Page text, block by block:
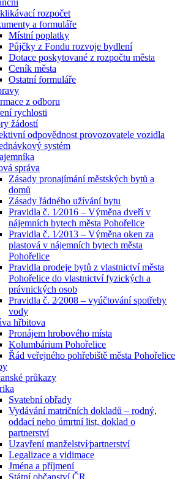
rozpočet
a formuláře
Místní poplatky
Půjčky z Fondu rozvoje bydlení
Dotace poskytované z rozpočtu města
Ceník města
Ostatní formuláře
z odboru
rychlosti
žádostí
odpovědnost provozovatele vozidla
systém
správa
Zásady pronajímání městských bytů a
domů
Zásady řádného užívání bytu
Pravidla č. 1⁄2016 – Výměna dveří v
nájemních bytech města Pohořelice
Pravidla č. 1⁄2013 – Výměna oken za
plastová v nájemních bytech města
Pohořelice
Pravidla prodeje bytů z vlastnictví města
Pohořelice do vlastnictví fyzických a
právnických osob
Pravidla č. 2⁄2008 – vyúčtování spotřeby
vody
hřbitova
Pronájem hrobového místa
Kolumbárium Pohořelice
Řád veřejného pohřebiště města Pohořelice
průkazy
Svatební obřady
Vydávání matričních dokladů – rodný,
oddací nebo úmrtní list, doklad o
partnerství
Uzavření manželství⁄partnerství
Legalizace a vidimace
Jména a příjmení
Státní občanství ČR